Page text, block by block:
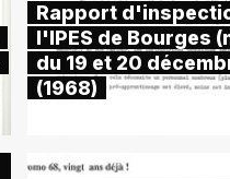
Rapport
l'IPES de Bourges
du 19 et 20
(1968)